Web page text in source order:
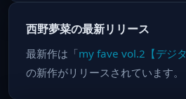
西野夢菜の最新リリース
最新作は「my fave vol.2【デジタ
の新作がリリースされています。